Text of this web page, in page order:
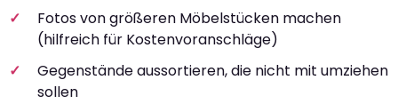
Fotos von größeren Möbelstücken machen
(hilfreich für Kostenvoranschläge)
Gegenstände aussortieren, die nicht mit umziehen
sollen